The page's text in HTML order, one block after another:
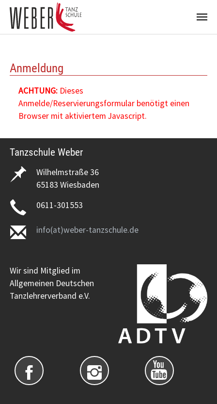
Anmeldung
ACHTUNG:Dieses
Anmelde/Reservierungsformular benötigt einen
Browser mit aktiviertem Javascript.
Tanzschule Weber
Wilhelmstraße 36
65183 Wiesbaden
0611-301553
info(at)weber-tanzschule.de
Wir sind Mitglied im
Allgemeinen Deutschen
Tanzlehrerverband e.V.